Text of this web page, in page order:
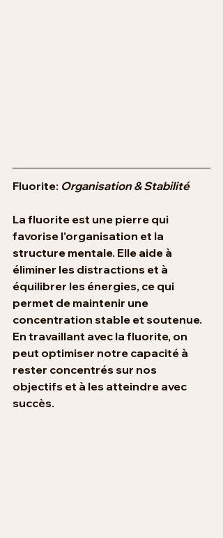
Fluorite: Organisation & Stabilité
La fluorite est une pierre qui
favorise l'organisation et la
structure mentale. Elle aide à
éliminer les distractions et à
équilibrer les énergies, ce qui
permet de maintenir une
concentration stable et soutenue.
En travaillant avec la fluorite, on
peut optimiser notre capacité à
rester concentrés sur nos
objectifs et à les atteindre avec
succès.